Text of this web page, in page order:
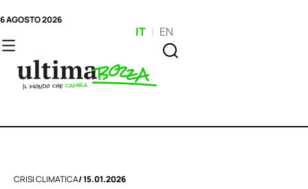
6 AGOSTO 2026
IT | EN
CRISI CLIMATICA/ 15.01.2026